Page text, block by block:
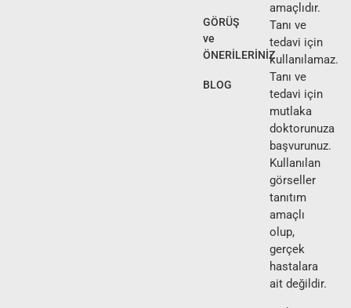
GÖRÜŞ
ve
ÖNERİLERİNİZ
BLOG
amaçlıdır.
Tanı ve
tedavi için
kullanılamaz.
Tanı ve
tedavi için
mutlaka
doktorunuza
başvurunuz.
Kullanılan
görseller
tanıtım
amaçlı
olup,
gerçek
hastalara
ait değildir.